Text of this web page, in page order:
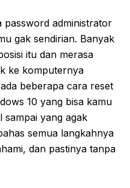
password administrator
gak sendirian. Banyak
itu dan merasa
ke komputernya
beberapa cara reset
10 yang bisa kamu
sampai yang agak
semua langkahnya
dan pastinya tanpa